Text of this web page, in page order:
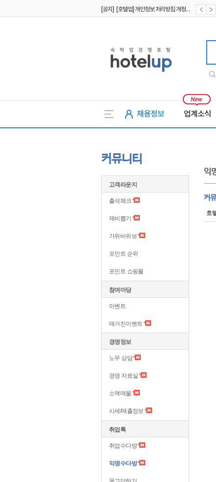
[공지] [호텔업] 개인정보 처리방침 개정본1 (19.09.02)
채용정보 업계소식
커뮤니티
고객라운지
출석체크
제비뽑기
가위바위보
포인트 순위
포인트 쇼핑몰
참여마당
이벤트
매거진이벤트
경영정보
노무 상담
경영 자료실
소액매물
시세/매출정보
취업톡
취업수다방
익명수다방
익
커
호